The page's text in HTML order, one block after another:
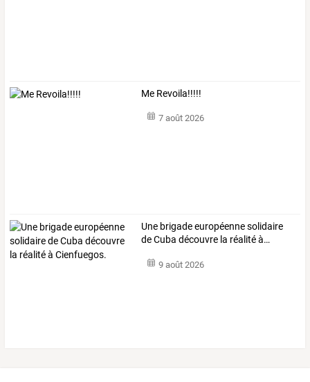
Me Revoila!!!!!
7 août 2026
Une brigadeeuropéennesolidaire
deCuba découvre la réalitéà…
9 août 2026